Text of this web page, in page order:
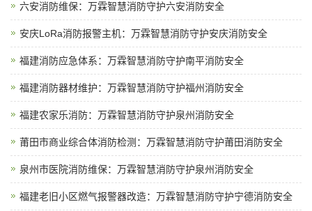
六安消防维保：万霖智慧消防守护六安消防安全
安庆LoRa消防报警主机：万霖智慧消防守护安庆消防安全
福建消防应急体系：万霖智慧消防守护南平消防安全
福建消防器材维护：万霖智慧消防守护福州消防安全
福建农家乐消防：万霖智慧消防守护泉州消防安全
莆田市商业综合体消防检测：万霖智慧消防守护莆田消防安全
泉州市医院消防维保：万霖智慧消防守护泉州消防安全
福建老旧小区燃气报警器改造：万霖智慧消防守护宁德消防安全